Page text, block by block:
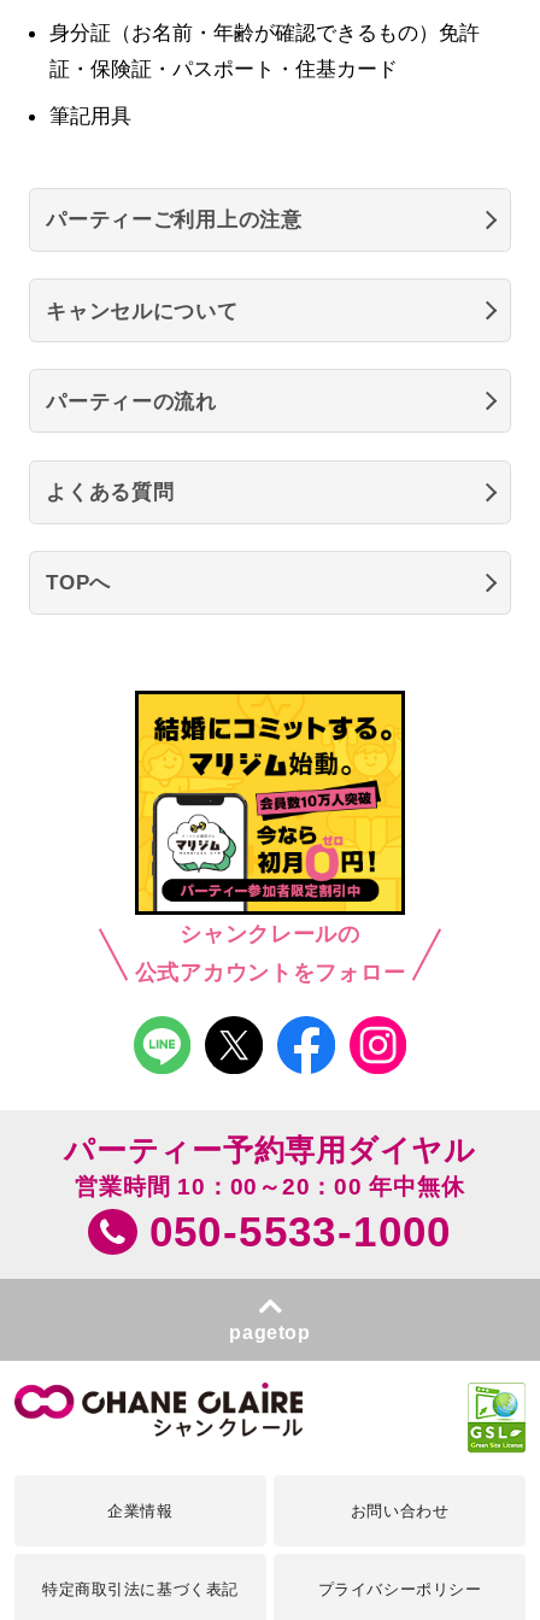
身分証（お名前・年齢が確認できるもの）免許
証・保険証・パスポート・住基カード
筆記用具
パーティーご利用上の注意
キャンセルについて
パーティーの流れ
よくある質問
TOPへ
シャンクレールの
公式アカウントをフォロー
パーティー予約専用ダイヤル
営業時間 10：00～20：00 年中無休
050-5533-1000
pagetop
企業情報 お問い合わせ
特定商取引法に基づく表記 プライバシーポリシー